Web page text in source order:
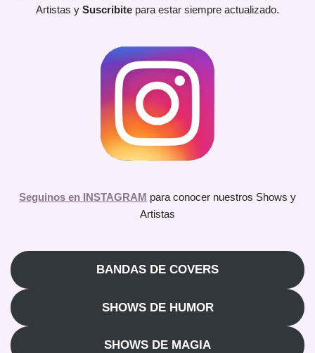
Artistas y Suscribite para estar siempre actualizado.
Seguinos en INSTAGRAM para conocer nuestros Shows y
Artistas
BANDAS DE COVERS
SHOWS DE HUMOR
SHOWS DE MAGIA